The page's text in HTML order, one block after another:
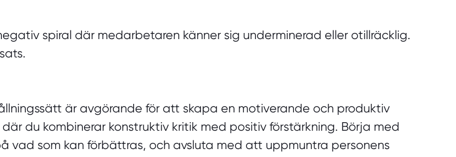
spiral där medarbetaren känner sig underminerad eller otillräcklig.
är avgörande för att skapa en motiverande och produktiv
du kombinerar konstruktiv kritik med positiv förstärkning. Börja med
som kan förbättras, och avsluta med att uppmuntra personens